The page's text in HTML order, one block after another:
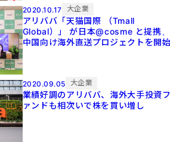
2020.10.17 大企業
アリババ「天猫国際 （Tmall
Global）」 が日本@cosme と提携、
中国向け海外直送プロジェクトを開
2020.09.05 大企業
業績好調のアリババ、海外大手投資
ァンドも相次いで株を買い増し